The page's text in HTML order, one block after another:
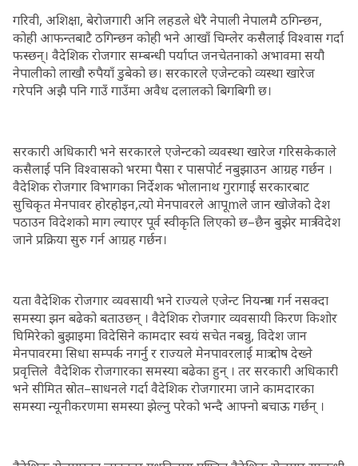
गरिवी, अशिक्षा, बेरोजगारी अनि लहडले धेरै नेपाली नेपालमै ठगिन्छन,
कोही आफन्तबाटै ठगिन्छन कोही भने आखाँ चिम्लेर कसैलाई विश्वास गर्दा
फस्छन्। वैदेशिक रोजगार सम्बन्धी पर्याप्त जनचेतनाको अभावमा सयौ
नेपालीको लाखौ रुपैयाँ डुबेको छ। सरकारले एजेन्टको व्यस्था खारेज
गरेपनि अझै पनि गाउँ गाउँमा अवैध दलालको बिगबिगी छ।
सरकारी अधिकारी भने सरकारले एजेन्टको व्यवस्था खारेज गरिसकेकाले
कसैलाई पनि विश्वासको भरमा पैसा र पासपोर्ट नबुझाउन आग्रह गर्छन ।
वैदेशिक रोजगार विभागका निर्देशक भोलानाथ गुरागाईं सरकारबाट
सुचिकृत मेनपावर होरहोइन,त्यो मेनपावरले आपूmले जान खोजेको देश
पठाउन विदेशको माग ल्याएर पूर्व स्वीकृति लिएको छ–छैन बुझेर मात्र विदेश
जाने प्रक्रिया सुरु गर्न आग्रह गर्छन।
यता वैदेशिक रोजगार व्यवसायी भने राज्यले एजेन्ट नियन्त्रण गर्न नसक्दा
समस्या झन बढेको बताउछन् । वैदेशिक रोजगार व्यवसायी किरण किशोर
घिमिरेको बुझाइमा विदेसिने कामदार स्वयं सचेत नबन्नु, विदेश जान
मेनपावरमा सिधा सम्पर्क नगर्नु र राज्यले मेनपावरलाई मात्र दोष देख्ने
प्रवृत्तिले वैदेशिक रोजगारका समस्या बढेका हुन् । तर सरकारी अधिकारी
भने सीमित स्रोत–साधनले गर्दा वैदेशिक रोजगारमा जाने कामदारका
समस्या न्यूनीकरणमा समस्या झेल्नु परेको भन्दै आफ्नो बचाऊ गर्छन् ।